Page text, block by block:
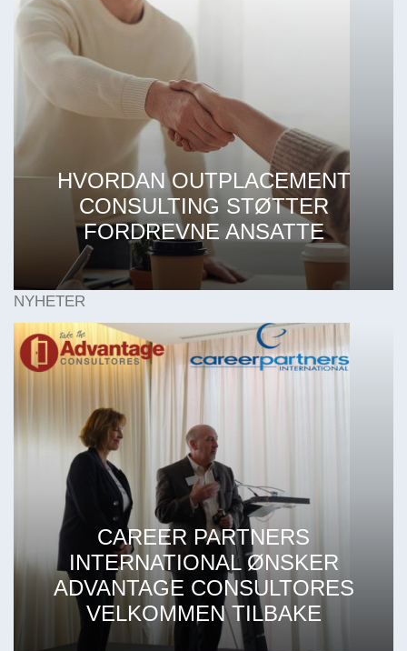
HVORDAN OUTPLACEMENT
CONSULTING STØTTER
FORDREVNE ANSATTE
NYHETER
CAREER PARTNERS
INTERNATIONAL ØNSKER
ADVANTAGE CONSULTORES
VELKOMMEN TILBAKE